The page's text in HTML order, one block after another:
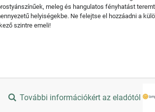
meleg és hangulatos fényhatást
helyiségekbe. Ne felejtse el hozzáadni a
szintre emeli!
További információkért az eladótól